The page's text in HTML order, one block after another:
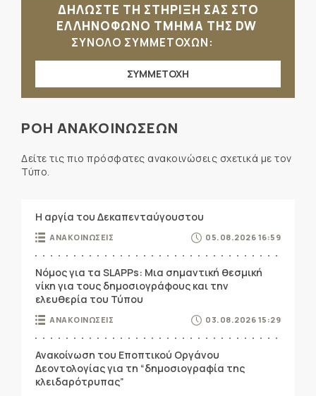
ΔΗΛΩΣΤΕ ΤΗ ΣΤΗΡΙΞΗ ΣΑΣ ΣΤΟ
ΕΛΛΗΝΟΦΩΝΟ ΤΜΗΜΑ ΤΗΣ DW
ΣΥΝΟΛΟ ΣΥΜΜΕΤΟΧΩΝ:
ΣΥΜΜΕΤΟΧΗ
ΡΟΗ ΑΝΑΚΟΙΝΩΣΕΩΝ
Δείτε τις πιο πρόσφατες ανακοινώσεις σχετικά με τον
Τύπο.
Η αργία του Δεκαπενταύγουστου
ΑΝΑΚΟΙΝΩΣΕΙΣ 05.08.2026 16:59
Νόμος για τα SLAPPs: Μια σημαντική θεσμική
νίκη για τους δημοσιογράφους και την
ελευθερία του Τύπου
ΑΝΑΚΟΙΝΩΣΕΙΣ 03.08.2026 15:29
Ανακοίνωση του Εποπτικού Οργάνου
Δεοντολογίας για τη “δημοσιογραφία της
κλειδαρότρυπας”